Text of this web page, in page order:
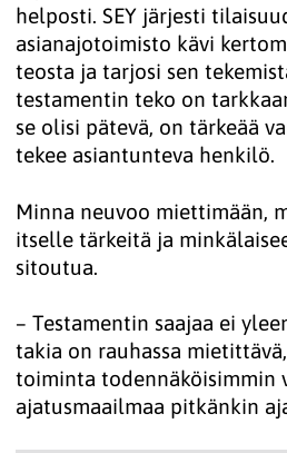
helposti. SEY järjesti
asianajotoimisto kävi
teosta ja tarjosi sen
testamentin teko on
se olisi pätevä, on tärkeää
tekee asiantunteva henkilö.
Minna neuvoo miettimään,
itselle tärkeitä ja
sitoutua.
– Testamentin saajaa ei
takia on rauhassa
toiminta todennäköisimmin
ajatusmaailmaa pitkänkin